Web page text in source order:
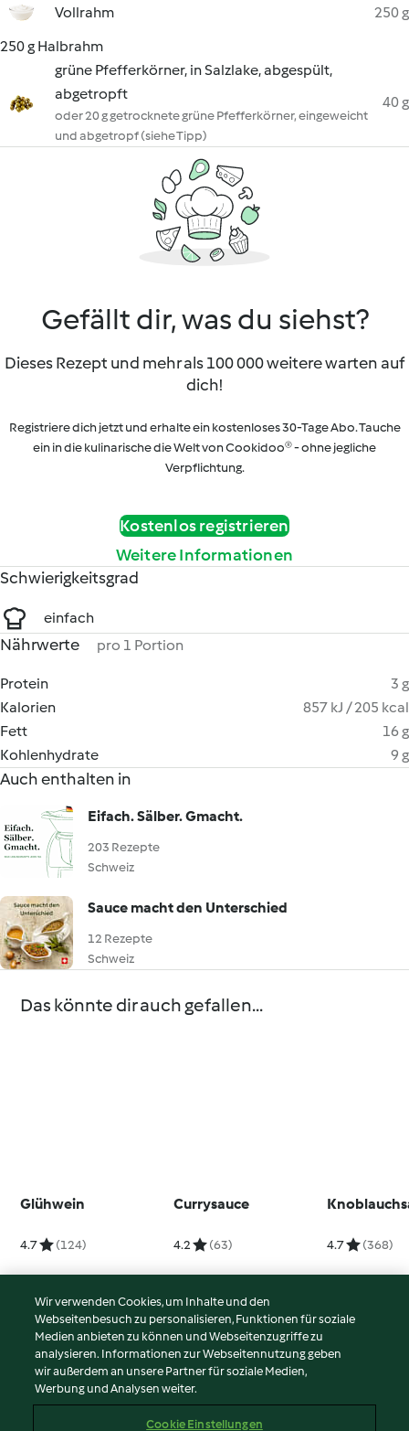
Vollrahm
250 g
250 g Halbrahm
grüne Pfefferkörner, in Salzlake, abgespült,
abgetropft
oder 20 g getrocknete grüne Pfefferkörner, eingeweicht
und abgetropf (siehe Tipp)
40 g
Gefällt dir, was du siehst?
Dieses Rezept und mehr als 100 000 weitere warten auf
dich!
Registriere dich jetzt und erhalte ein kostenloses 30-Tage Abo. Tauche
ein in die kulinarische die Welt von Cookidoo® - ohne jegliche
Verpflichtung.
Kostenlos registrieren
Weitere Informationen
Schwierigkeitsgrad
einfach
Nährwerte pro 1 Portion
Protein
3 g
Kalorien
857 kJ / 205 kcal
Fett
16 g
Kohlenhydrate
9 g
Auch enthalten in
Eifach. Sälber. Gmacht.
203 Rezepte
Schweiz
Sauce macht den Unterschied
12 Rezepte
Schweiz
Das könnte dir auch gefallen...
Glühwein
4.7 (124)
Currysauce
4.2 (63) 4.7 (368)
© Copyright 2026
Nutzungsbedingungen
Datenschutzrichtlinien
Wir verwenden Cookies, um Inhalte und den
Webseitenbesuch zu personalisieren, Funktionen für soziale
Medien anbieten zu können und Webseitenzugriffe zu
analysieren. Informationen zur Webseitennutzung geben
wir außerdem an unsere Partner für soziale Medien,
Werbung und Analysen weiter.
Cookie Einstellungen